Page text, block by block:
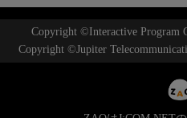
Copyright ©Interactive Program
Copyright ©Jupiter